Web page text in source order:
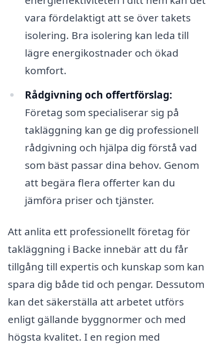
vara fördelaktigt att se över takets
isolering. Bra isolering kan leda till
lägre energikostnader och ökad
komfort.
Rådgivning och offertförslag:
Företag som specialiserar sig på
takläggning kan ge dig professionell
rådgivning och hjälpa dig förstå vad
som bäst passar dina behov. Genom
att begära flera offerter kan du
jämföra priser och tjänster.
Att anlita ett professionellt företag för
takläggning i Backe innebär att du får
tillgång till expertis och kunskap som kan
spara dig både tid och pengar. Dessutom
kan det säkerställa att arbetet utförs
enligt gällande byggnormer och med
högsta kvalitet. I en region med